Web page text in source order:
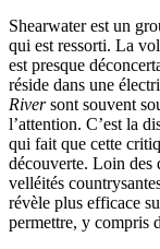
Shearwater est un
qui est ressorti. La
est presque
réside dans une
Riversont souvent
l’attention. C’est la
qui fait que cette
découverte. Loin des
velléités
révèle plus efficace
permettre, y compris